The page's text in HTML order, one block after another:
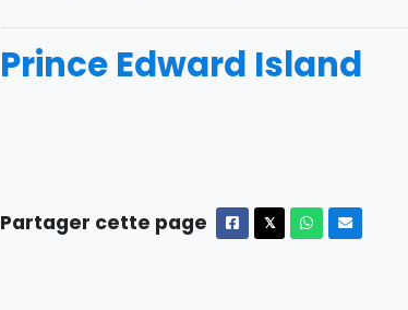
Prince Edward Island
Partager cette page Facebook
𝕏X Whatsapp
Courriel